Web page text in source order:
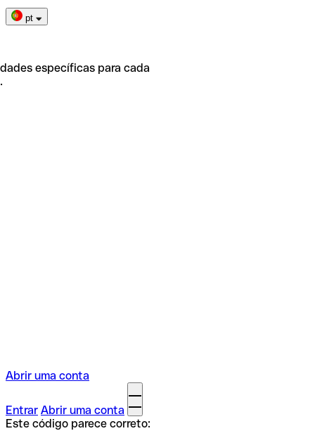
pt
específicas para cada
Abrir uma conta
Entrar Abrir uma conta
Este código parece correto: